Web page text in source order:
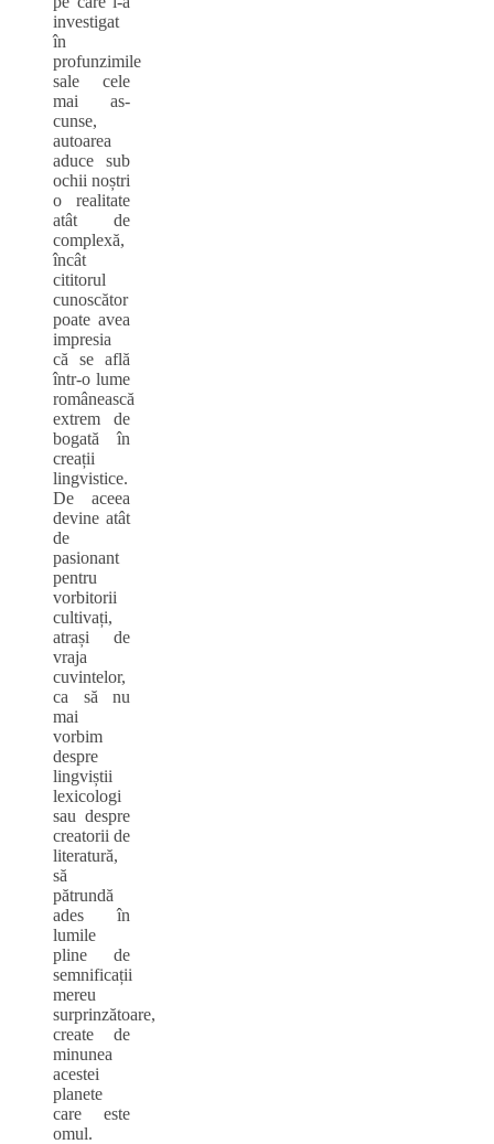
investigat
în
profunzimile
sale cele
mai as-
cunse,
autoarea
aduce sub
ochii noștri
o realitate
atât de
complexă,
încât
cititorul
cunoscător
poate avea
impresia
că se află
într-o lume
românească
extrem de
bogată în
creații
lingvistice.
De aceea
devine atât
de
pasionant
pentru
vorbitorii
cultivați,
atrași de
vraja
cuvintelor,
ca să nu
mai
vorbim
despre
lingviștii
lexicologi
sau despre
creatorii de
literatură,
să
pătrundă
ades în
lumile
pline de
semnificații
mereu
surprinzătoare,
create de
minunea
acestei
planete
care este
omul.